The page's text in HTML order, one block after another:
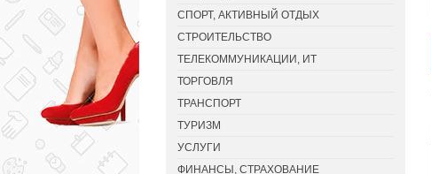
СПОРТ, АКТИВНЫЙ ОТДЫХ
СТРОИТЕЛЬСТВО
ТЕЛЕКОММУНИКАЦИИ, ИТ
ТОРГОВЛЯ
ТРАНСПОРТ
ТУРИЗМ
УСЛУГИ
ФИНАНСЫ, СТРАХОВАНИЕ